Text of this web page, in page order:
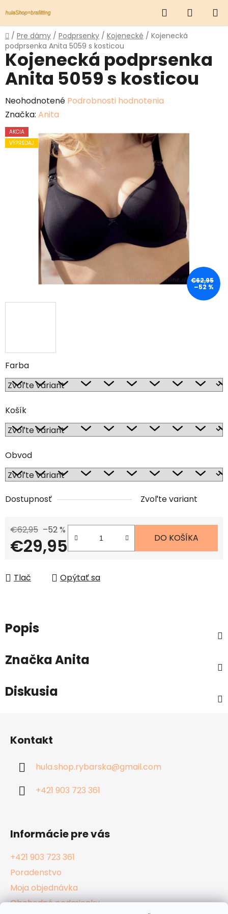
na
obsah
Hľadať
KOŠÍK
Domov
/ Pre dámy / Podprsenky / Kojenecké / Kojenecká
podprsenka Anita 5059 s kosticou
Farba
Košík
Obvod
Dostupnosť Zvoľte variant
€62,95 –52 %
€29,95 DO KOŠÍKA
Tlač Opýtať sa
Kojenecká podprsenka
Anita 5059 s kosticou
Priemerné
hodnotenie
produktu
je
hviezdičiek.
Neohodnotené Podrobnosti hodnotenia
Značka: Anita
AKCIA
VÝPREDAJ
€62,95
–52 %
Popis
ZnačkaAnita
Diskusia
Kontakt
hula.shop.rybarska@gmail.com
+421 903 723 361
Informácie pre vás
+421 903 723 361
Poradenstvo
Moja objednávka
Obchodné podmienky